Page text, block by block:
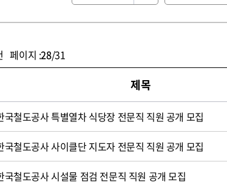
페이지 :28/31
제목
국철도공사 특별열차 식당장 전문직 직원 공개 모집
국철도공사 사이클단 지도자 전문직 직원 공개 모집
국철도공사 시설물 점검 전문직 직원 공개 모집